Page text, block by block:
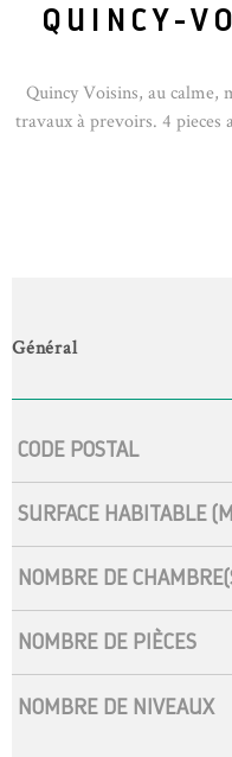
QUINCY-
Quincy Voisins, au calme,
travaux à prevoirs. 4 pieces
Général
Caractérisque Valeurs
CODE POSTAL
SURFACE HABITABLE
NOMBRE DE
NOMBRE DE PIÈCES
NOMBRE DE NIVEAUX